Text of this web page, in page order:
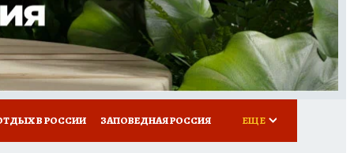
В РОССИИ ЗАПОВЕДНАЯ РОССИЯ ЕЩЕ